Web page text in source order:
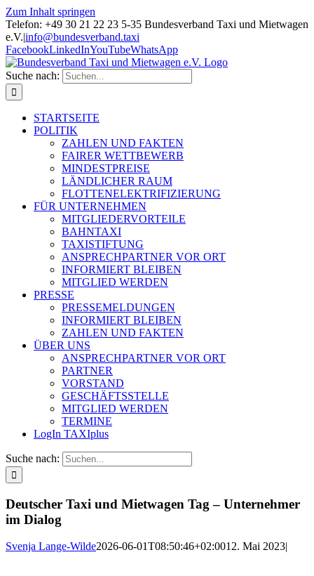
Zum Inhalt springen
Telefon: +49 30 21 22 23 5-35 Bundesverband Taxi und Mietwagen
e.V.|info@bundesverband.taxi
FacebookLinkedInYouTubeWhatsApp
Suche nach:
STARTSEITE
POLITIK
ZAHLEN UND FAKTEN
FAIRER WETTBEWERB
MINDESTPREISE
LÄNDLICHER RAUM
FLOTTENELEKTRIFIZIERUNG
FÜR UNTERNEHMEN
MITGLIEDERVORTEILE
BAHNTAXI
TAXISTIFTUNG
ANSPRECHPARTNER VOR ORT
INFORMIERT BLEIBEN
MITGLIED WERDEN
PRESSE
PRESSEMELDUNGEN
INFORMIERT BLEIBEN
ZAHLEN UND FAKTEN
ÜBER UNS
ANSPRECHPARTNER VOR ORT
PARTNER
VORSTAND
GESCHÄFTSSTELLE
MITGLIED WERDEN
TERMINE
LogIn TAXIplus
Suche nach:
Deutscher Taxi und Mietwagen Tag – Unternehmer
im Dialog
Svenja Lange-Wilde2026-06-01T08:50:46+02:0012. Mai 2023|